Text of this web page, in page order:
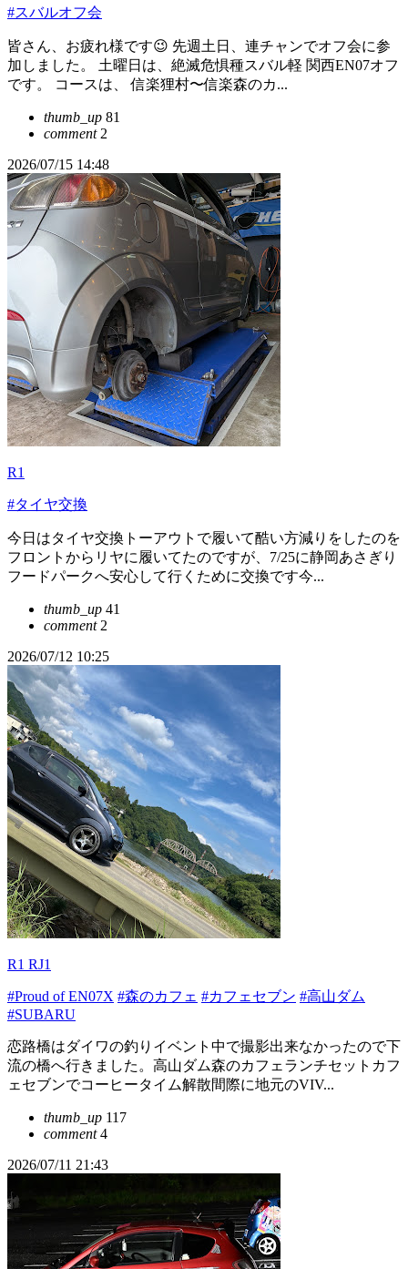
#スバルオフ会
皆さん、お疲れ様です😉 先週土日、連チャンでオフ会に参
加しました。 土曜日は、絶滅危惧種スバル軽 関西EN07オフ
です。 コースは、 信楽狸村〜信楽森のカ...
thumb_up 81
comment2
2026/07/15 14:48
R1
#タイヤ交換
今日はタイヤ交換トーアウトで履いて酷い方減りをしたのを
フロントからリヤに履いてたのですが、7/25に静岡あさぎり
フードパークへ安心して行くために交換です今...
thumb_up 41
comment2
2026/07/12 10:25
R1 RJ1
#Proud of EN07X #森のカフェ #カフェセブン #高山ダム
#SUBARU
恋路橋はダイワの釣りイベント中で撮影出来なかったので下
流の橋へ行きました。高山ダム森のカフェランチセットカフ
ェセブンでコーヒータイム解散間際に地元のVIV...
thumb_up 117
comment4
2026/07/11 21:43